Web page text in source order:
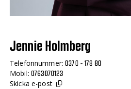
Jennie Holmberg
Telefonnummer:0370 - 178 80
Mobil: 0763070123
Skicka e-post